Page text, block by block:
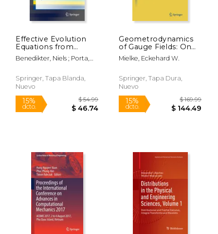
15%
dcto.
15%
dcto. $
Effective Evolution
Equations from
Quantum Dynamics
(en Inglés)
Benedikter, Niels ; Porta,
Benjamin
Springer, Tapa Blanda,
Nuevo
Geometrodynamics
of Gauge Fields: On
the Geometry of
Yang-Mills and
Theories (en Inglés)
Mielke, Eckehard W.
Springer, Tapa Dura,
Nuevo